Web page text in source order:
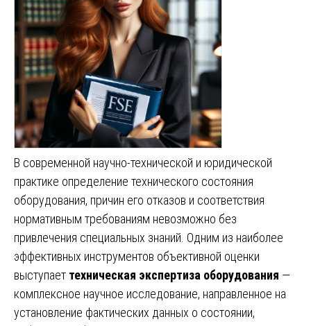
В современной научно-технической и юридической
практике определение технического состояния
оборудования, причин его отказов и соответствия
нормативным требованиям невозможно без
привлечения специальных знаний. Одним из наиболее
эффективных инструментов объективной оценки
выступает техническая экспертиза оборудования —
комплексное научное исследование, направленное на
установление фактических данных о состоянии,